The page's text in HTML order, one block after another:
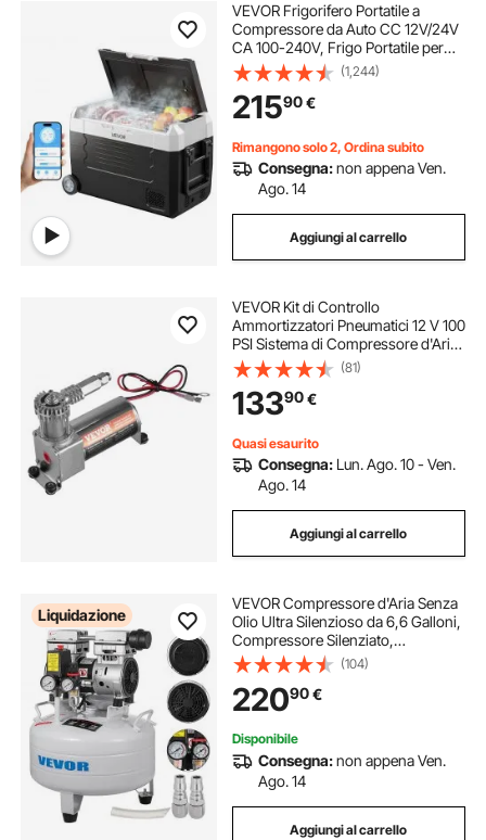
VEVOR Frigorifero Portatile a
Compressore da Auto CC 12V/24V
CA 100-240V, Frigo Portatile per
Campeggio Viaggio Pesca
Capienza 35 Litri Contenitore -20 a
20 °C Doppia Zona con Ruote
Controllo APP
(1,244)
21590€
Rimangono solo 2, Ordina subito
Consegna:non appena Ven.
Ago. 14
Aggiungi al carrello
VEVOR Kit di Controllo
Ammortizzatori Pneumatici 12 V 100
PSI Sistema di Compressore d'Aria
di Bordo con Sistema a Percorso
Singolo, Kit Compressore
Sospensioni Pneumatiche, per Vari
Veicoli, Nero
(81)
13390€
Quasi esaurito
Consegna: Lun. Ago. 10 - Ven.
Ago. 14
Aggiungi al carrello
Liquidazione
VEVOR Compressore d'Aria Senza
Olio Ultra Silenzioso da 6,6 Galloni,
Compressore Silenziato,
Compressore d'Aria 850 W,
Rumorosità meno 48 dB,
Compressore d'aria Portatile Senza
Olio Verticale
(104)
22090€
Disponibile
Consegna:non appena Ven.
Ago. 14
Aggiungi al carrello